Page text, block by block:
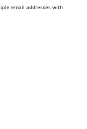
email addresses with